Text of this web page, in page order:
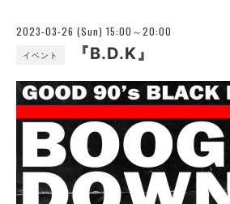
2023-03-26 (Sun) 15:00～20:00
イベント 『B.D.K』